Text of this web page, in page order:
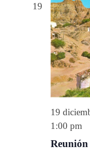
19
Reunión
19
1:00 pm